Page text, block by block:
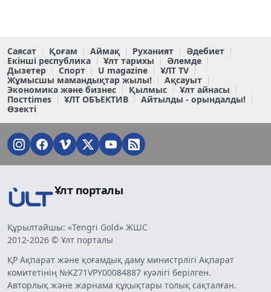
Саясат Қоғам Аймақ Руханият
Әдебиет
Екінші республика
Ұлт тарихы
Әлемде
Дызетер
Спорт U magazine
ҰЛТ TV
Жұмысшы мамандықтар жылы!
Ақсауыт
Экономика және бизнес
Қылмыс
Ұлт айнасы
Постtimes
ҰЛТ ОБЪЕКТИВ
Айтылды - орындалды!
Өзекті
Ұлт порталы
Құрылтайшы: «Tengri Gold» ЖШС
2012-2026 © Ұлт порталы
ҚР Ақпарат және қоғамдық даму министрлігі Ақпарат
комитетінің №KZ71VPY00084887 куәлігі берілген.
Авторлық және жарнама құқықтары толық сақталған.